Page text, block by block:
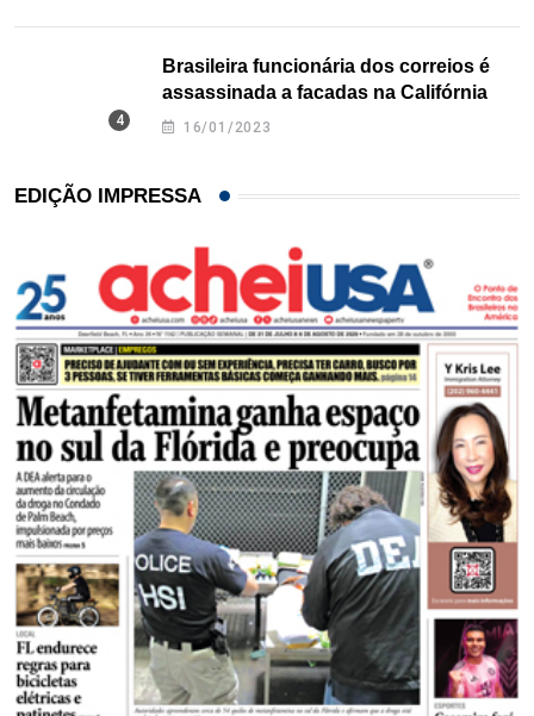
Brasileira funcionária dos correios é
assassinada a facadas na Califórnia
16/01/2023
EDIÇÃO IMPRESSA